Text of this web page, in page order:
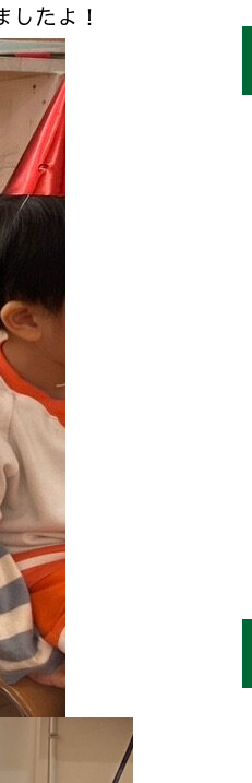
たよ！